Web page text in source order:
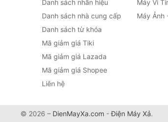
Danh sách nhãn hiệu
Danh sách nhà cung cấp
Danh sách từ khóa
Mã giảm giá Tiki
Mã giảm giá Lazada
Mã giảm giá Shopee
Liên hệ
Máy Vi
Máy Ảnh
© 2026 – DienMayXa.com -Điện Máy Xả.